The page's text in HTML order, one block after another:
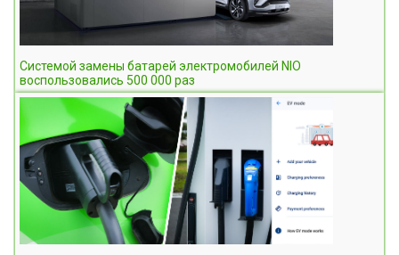
Системой замены батарей электромобилей NIO
воспользовались 500 000 раз